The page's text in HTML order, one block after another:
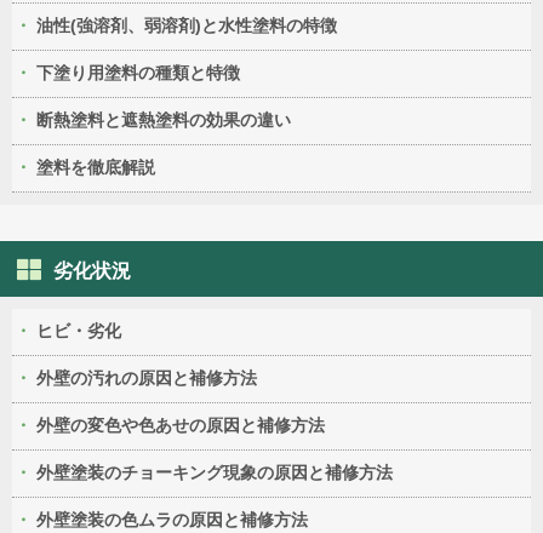
油性(強溶剤、弱溶剤)と水性塗料の特徴
下塗り用塗料の種類と特徴
断熱塗料と遮熱塗料の効果の違い
塗料を徹底解説
劣化状況
ヒビ・劣化
外壁の汚れの原因と補修方法
外壁の変色や色あせの原因と補修方法
外壁塗装のチョーキング現象の原因と補修方法
外壁塗装の色ムラの原因と補修方法